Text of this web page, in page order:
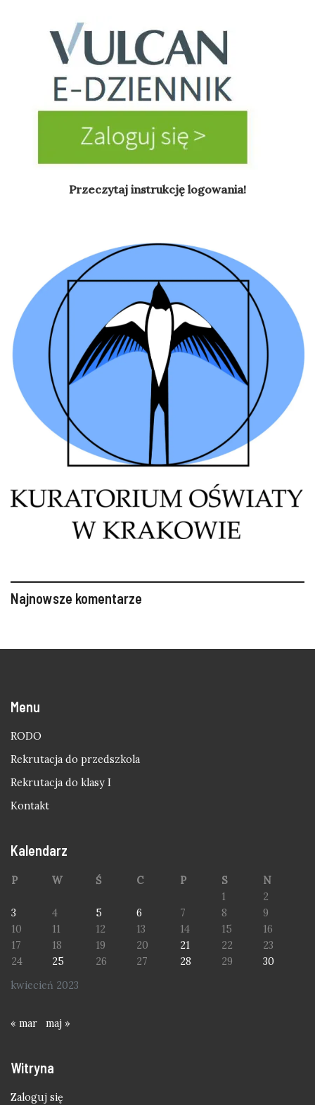
Przeczytaj instrukcję logowania!
Najnowsze komentarze
Menu
RODO
Rekrutacja do przedszkola
Rekrutacja do klasy I
Kontakt
Kalendarz
kwiecień 2023
P W Ś C P S
N
1
2
3
4 5 6 7 8
9
10
11 12 13 14 15
16
17
18 19 20 21 22
23
24
25 26 27 28 29 30
« mar maj »
Witryna
Zaloguj się